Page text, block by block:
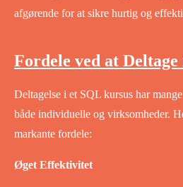
afgørende for at sikre hurtig og
Fordele ved at
Deltagelse i et SQL kursus har
både individuelle og virksomheder.
markante fordele:
Øget Effektivitet